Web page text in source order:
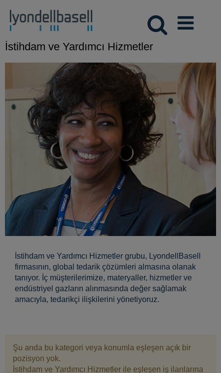
İstihdam ve Yardımcı Hizmetler
İstihdam ve Yardımcı Hizmetler grubu, LyondellBasell
firmasının, global tedarik çözümleri almasına olanak
tanıyor. İç müşterilerimize, materyaller, hizmetler ve
endüstriyel gazların alınmasında değer sağlamak
amacıyla, tedarikçi ilişkilerini yönetiyoruz.
Şu anda bu kategori veya konumla eşleşen açık bir
pozisyon yok.
İstihdam ve Yardımcı Hizmetler ile eşleşen iş ilanlarına